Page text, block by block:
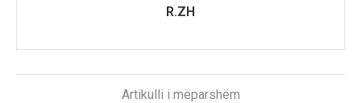
R.ZH
Artikulli i mëparshëm